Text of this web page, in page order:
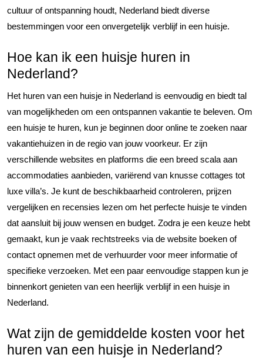
cultuur of ontspanning houdt, Nederland biedt diverse
bestemmingen voor een onvergetelijk verblijf in een huisje.
Hoe kan ik een huisje huren in
Nederland?
Het huren van een huisje in Nederland is eenvoudig en biedt tal
van mogelijkheden om een ontspannen vakantie te beleven. Om
een huisje te huren, kun je beginnen door online te zoeken naar
vakantiehuizen in de regio van jouw voorkeur. Er zijn
verschillende websites en platforms die een breed scala aan
accommodaties aanbieden, variërend van knusse cottages tot
luxe villa’s. Je kunt de beschikbaarheid controleren, prijzen
vergelijken en recensies lezen om het perfecte huisje te vinden
dat aansluit bij jouw wensen en budget. Zodra je een keuze hebt
gemaakt, kun je vaak rechtstreeks via de website boeken of
contact opnemen met de verhuurder voor meer informatie of
specifieke verzoeken. Met een paar eenvoudige stappen kun je
binnenkort genieten van een heerlijk verblijf in een huisje in
Nederland.
Wat zijn de gemiddelde kosten voor het
huren van een huisje in Nederland?